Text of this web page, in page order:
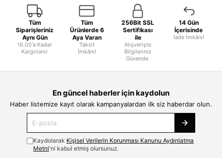
Tüm
Siparişleriniz
Aynı Gün
16.00'a Kadar
Kargolanır.
Tüm
Ürünlerde 6
Aya Varan
Taksit
İmkânı!
256Bit SSL
Sertifikası
ile
Alışverişte
Bilgileriniz
Güvende.
14 Gün
İçerisinde
İade İmkânı!
En güncel haberler için kaydolun
Haber listemize kayıt olarak kampanyalardan ilk siz haberdar olun.
Kaydolarak Kişisel Verilerin Korunması Kanunu Aydınlatma
Metni'ni kabul etmiş olursunuz.